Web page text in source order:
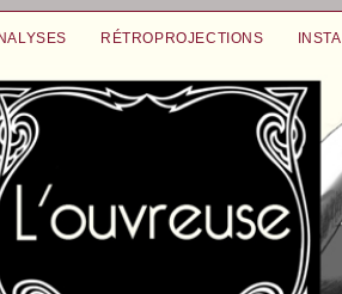
RÉTROPROJECTIONS